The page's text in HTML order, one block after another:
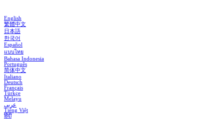
English
繁體中文
日本語
한국어
Español
แบบไทย
Bahasa Indonesia
Português
简体中文
Italiano
Deutsch
Français
Türkçe
Melayu
عربي
Tiếng Việt
हिंदी